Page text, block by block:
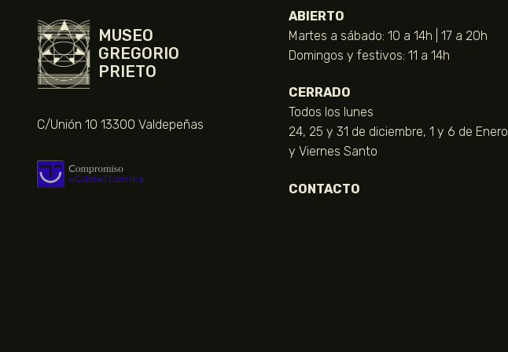
MUSEO
GREGORIO
PRIETO
C/Unión 10 13300 Valdepeñas
ABIERTO
Martes a sábado: 10 a 14h | 17 a 20h
Domingos y festivos: 11 a 14h
CERRADO
Todos los lunes
24, 25 y 31 de diciembre, 1 y 6 de Enero
y Viernes Santo
CONTACTO